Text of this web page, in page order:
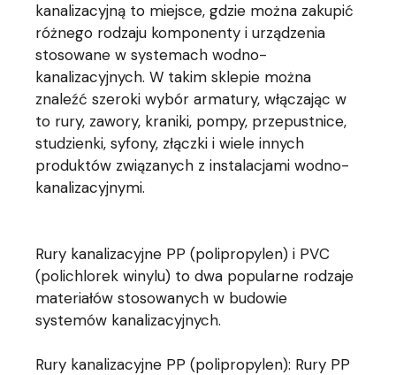
kanalizacyjną to miejsce, gdzie można zakupić
różnego rodzaju komponenty i urządzenia
stosowane w systemach wodno-
kanalizacyjnych. W takim sklepie można
znaleźć szeroki wybór armatury, włączając w
to rury, zawory, kraniki, pompy, przepustnice,
studzienki, syfony, złączki i wiele innych
produktów związanych z instalacjami wodno-
kanalizacyjnymi.
Rury kanalizacyjne PP (polipropylen) i PVC
(polichlorek winylu) to dwa popularne rodzaje
materiałów stosowanych w budowie
systemów kanalizacyjnych.
Rury kanalizacyjne PP (polipropylen): Rury PP